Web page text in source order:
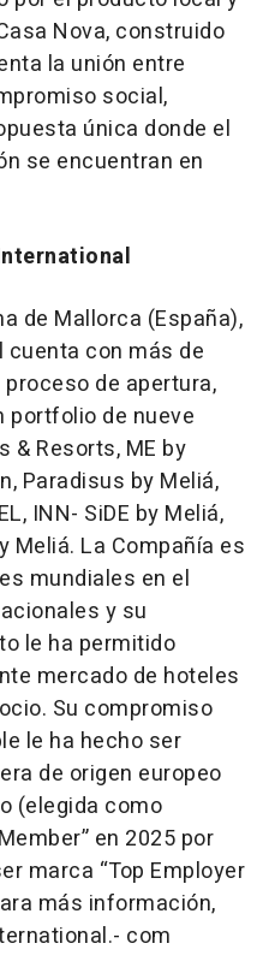
Nova, construido
la unión entre
social,
única donde el
se encuentran en
de Mallorca (España),
con más de
de apertura,
portfolio de nueve
& Resorts, ME by
Paradisus by Meliá,
INN- SiDE by Meliá,
Meliá. La Compañía es
mundiales en el
y su
le ha permitido
mercado de hoteles
Su compromiso
le ha hecho ser
de origen europeo
(elegida como
en 2025 por
marca “Top Employer
más información,
com